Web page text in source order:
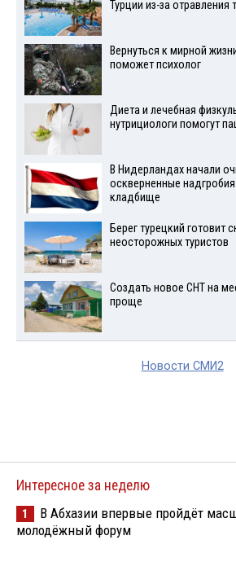
Турции из-за отравления
Вернуться к мирной
поможет психолог
Диета и лечебная
нутрициологи помогут
В Нидерландах начали
оскверненные
кладбище
Берег турецкий готовит
неосторожных туристов
Создать новое СНТ на
проще
Новости СМИ2
Интересное за неделю
1
В Абхазии впервые пройдёт
молодёжный форум